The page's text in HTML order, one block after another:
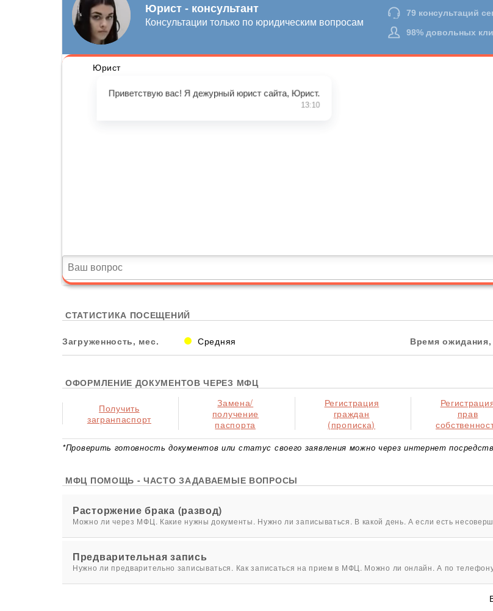
СТАТИСТИКА ПОСЕЩЕНИЙ
Загруженность, мес. Средняя Время
ОФОРМЛЕНИЕ ДОКУМЕНТОВ ЧЕРЕЗ МФЦ
Получить
загранпаспорт
Замена/
получение
паспорта
Регистрация
граждан
(прописка)
прав
*Проверить готовность документов или статус своего заявления можно через интернет
МФЦ ПОМОЩЬ - ЧАСТО ЗАДАВАЕМЫЕ ВОПРОСЫ
Расторжение брака (развод)
Можно ли через МФЦ. Какие нужны документы. Нужно ли записываться. В какой день. А если есть
Предварительная запись
Нужно ли предварительно записываться. Как записаться на прием в МФЦ. Можно ли онлайн. А по